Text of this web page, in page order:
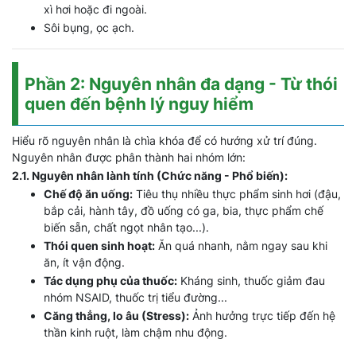
xì hơi hoặc đi ngoài.
Sôi bụng, ọc ạch.
Phần 2: Nguyên nhân đa dạng - Từ thói
quen đến bệnh lý nguy hiểm
Hiểu rõ nguyên nhân là chìa khóa để có hướng xử trí đúng.
Nguyên nhân được phân thành hai nhóm lớn:
2.1. Nguyên nhân lành tính (Chức năng - Phổ biến):
Chế độ ăn uống: Tiêu thụ nhiều thực phẩm sinh hơi (đậu,
bắp cải, hành tây, đồ uống có ga, bia, thực phẩm chế
biến sẵn, chất ngọt nhân tạo...).
Thói quen sinh hoạt: Ăn quá nhanh, nằm ngay sau khi
ăn, ít vận động.
Tác dụng phụ của thuốc: Kháng sinh, thuốc giảm đau
nhóm NSAID, thuốc trị tiểu đường...
Căng thẳng, lo âu (Stress): Ảnh hưởng trực tiếp đến hệ
thần kinh ruột, làm chậm nhu động.